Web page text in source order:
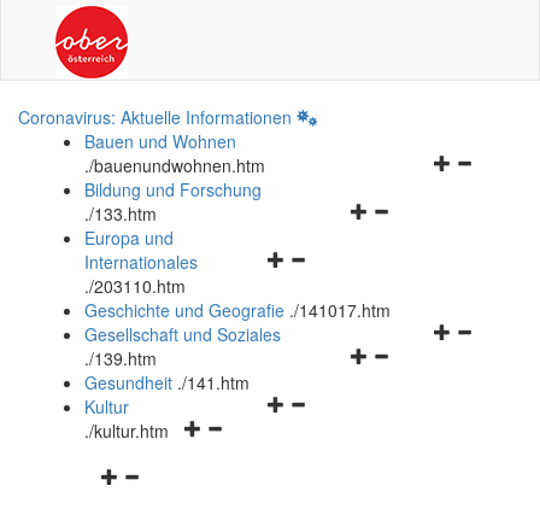
Coronavirus: Aktuelle Informationen
Bauen und Wohnen
./bauenundwohnen.htm
Navigationsmenü
Bildung und Forschung
./133.htm
Navigationsmenü
und
schließen
Europa und
Internationales
./203110.htm
Geschichte und Geografie ./141017.htm
Navigationsmenü
Gesellschaft und Soziales
./139.htm
Navigationsmenü
Gesundheit ./141.htm
Navigationsmenü
Kultur
./kultur.htm
Navigationsmenü